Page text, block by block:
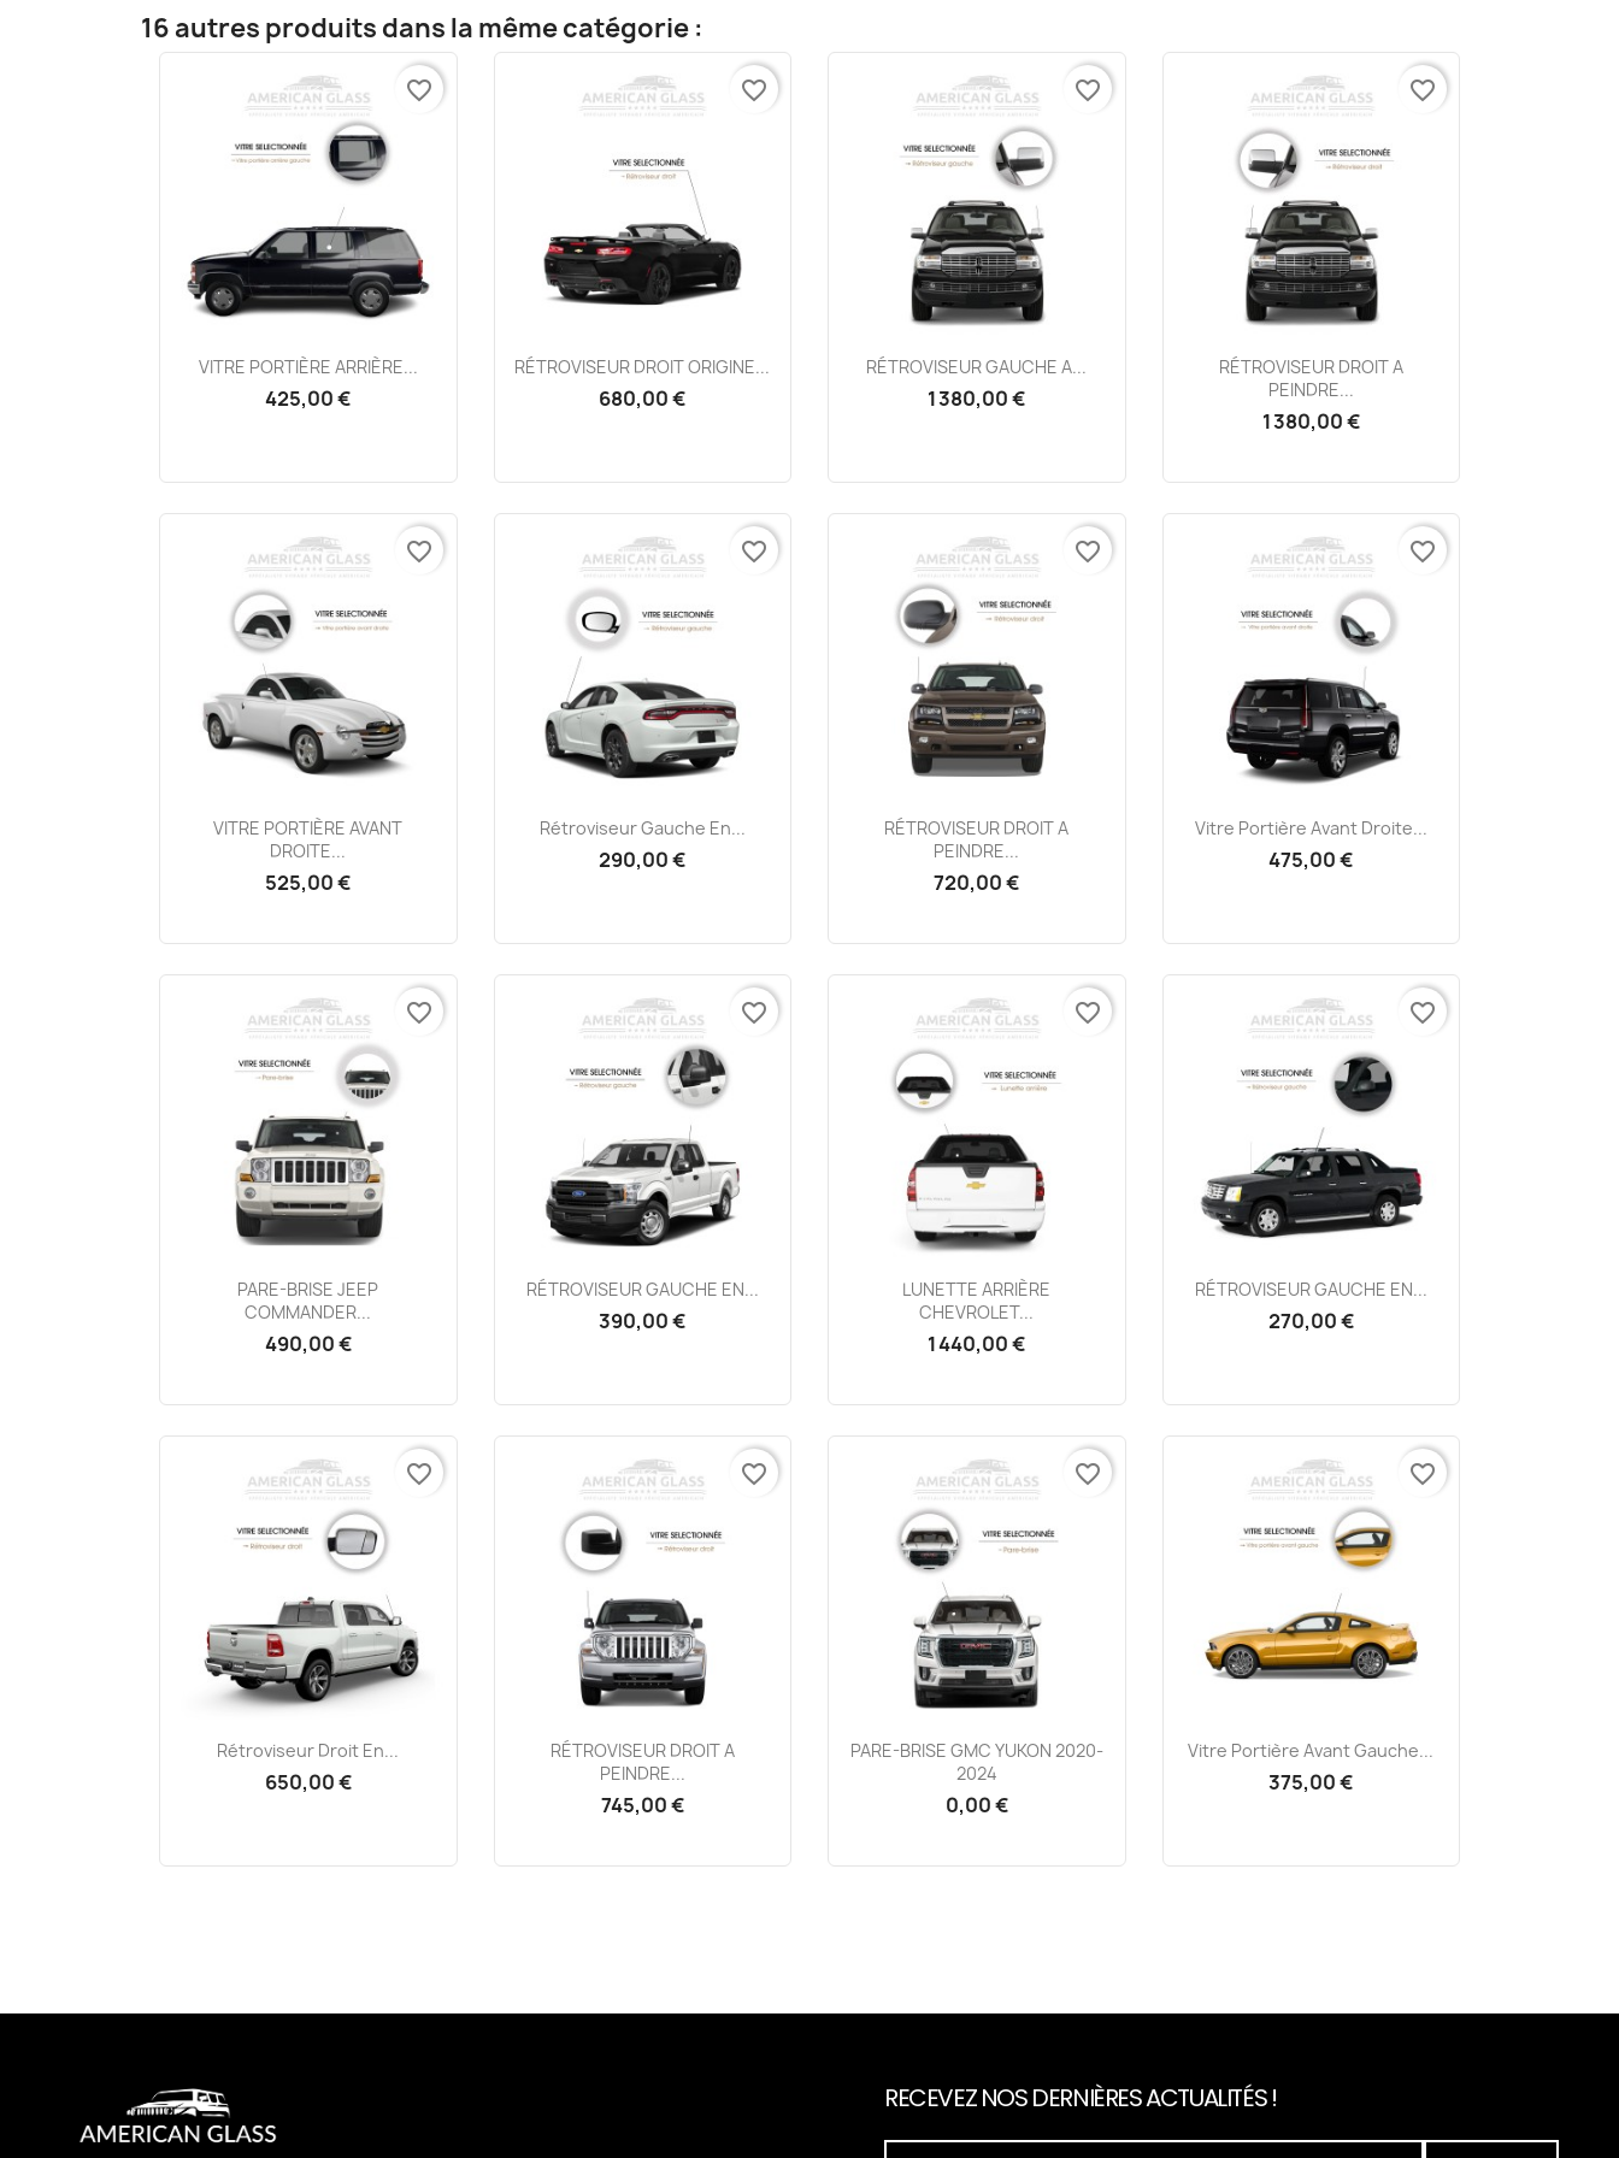
16 autres produits dans la même catégorie :
Aperçu rapide
VITRE PORTIÈRE ARRIÈRE...
425,00 €
favorite_border
Aperçu rapide
RÉTROVISEUR DROIT ORIGINE...
680,00 €
favorite_border
Aperçu rapide
RÉTROVISEUR GAUCHE A...
1 380,00 €
favorite_border
Aperçu rapide
RÉTROVISEUR DROIT A
PEINDRE...
1 380,00 €
favorite_border
Aperçu rapide
VITRE PORTIÈRE AVANT
DROITE...
525,00 €
favorite_border
Aperçu rapide
Rétroviseur Gauche En...
290,00 €
favorite_border
Aperçu rapide
RÉTROVISEUR DROIT A
PEINDRE...
720,00 €
favorite_border
Aperçu rapide
Vitre Portière Avant Droite...
475,00 €
favorite_border
Aperçu rapide
PARE-BRISE JEEP
COMMANDER...
490,00 €
favorite_border
Aperçu rapide
RÉTROVISEUR GAUCHE EN...
390,00 €
favorite_border
Aperçu rapide
LUNETTE ARRIÈRE
CHEVROLET...
1 440,00 €
favorite_border
Aperçu rapide
RÉTROVISEUR GAUCHE EN...
270,00 €
favorite_border
Aperçu rapide
Rétroviseur Droit En...
650,00 €
favorite_border
Aperçu rapide
RÉTROVISEUR DROIT A
PEINDRE...
745,00 €
favorite_border
Aperçu rapide
PARE-BRISE GMC YUKON 2020-
2024
0,00 €
favorite_border
Aperçu rapide
Vitre Portière Avant Gauche...
375,00 €
favorite_border
RECEVEZ NOS DERNIÈRES ACTUALITÉS !